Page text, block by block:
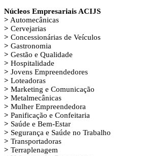
Núcleos Empresariais ACIJS
> Automecânicas
> Cervejarias
> Concessionárias de Veículos
> Gastronomia
> Gestão e Qualidade
> Hospitalidade
> Jovens Empreendedores
> Loteadoras
> Marketing e Comunicação
> Metalmecânicas
> Mulher Empreendedora
> Panificação e Confeitaria
> Saúde e Bem-Estar
> Segurança e Saúde no Trabalho
> Transportadoras
> Terraplenagem